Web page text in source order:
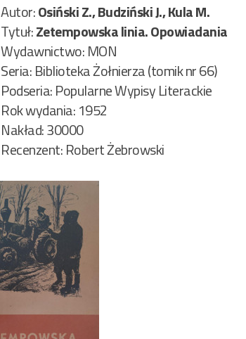
Autor:Osiński Z., Budziński J., Kula M.
Tytuł:Zetempowska linia. Opowiadania
Wydawnictwo: MON
Seria: Biblioteka Żołnierza (tomik nr 66)
Podseria: Popularne Wypisy Literackie
Rok wydania: 1952
Nakład: 30000
Recenzent: Robert Żebrowski